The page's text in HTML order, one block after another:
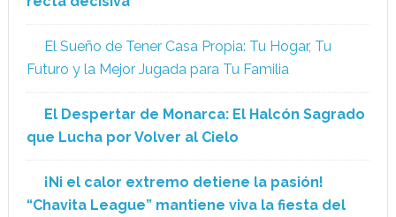
El Sueño de Tener Casa Propia: Tu Hogar, Tu
Futuro y la Mejor Jugada para Tu Familia
El Despertar de Monarca: El Halcón Sagrado
que Lucha por Volver al Cielo
¡Ni el calor extremo detiene la pasión!
“Chavita League” mantiene viva la fiesta del